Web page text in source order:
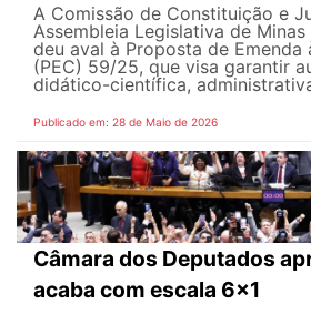
A Comissão de Constituição e
Assembleia Legislativa de Minas
deu aval à Proposta de Emenda
(PEC) 59/25, que visa garantir
didático-científica,
Publicado em: 28 de Maio de 2026
Câmara dos Deputados
acaba com escala 6x1